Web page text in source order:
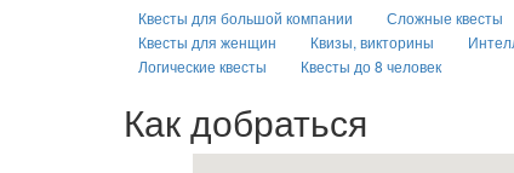
Квесты для большой компании Сложные квесты
Квесты для женщин
Квизы, викторины
Логические квесты
Квесты до 8 человек
Как добраться